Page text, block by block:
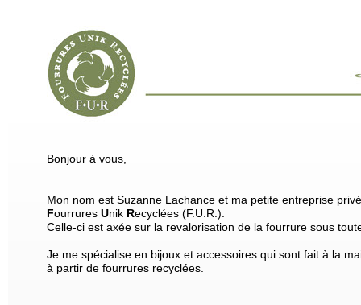
Bonjour à vous,
Mon nom est Suzanne Lachance et ma petite entreprise
Fourrures Unik Recyclées (F.U.R.).
Celle-ci est axée sur la revalorisation de la fourrure sous
Je me spécialise en bijoux et accessoires qui sont fait à la
à partir de fourrures recyclées.